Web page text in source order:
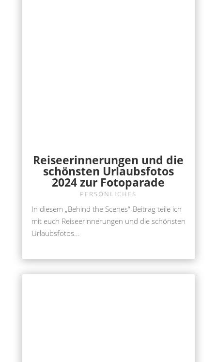
Reiseerinnerungen und die
schönsten Urlaubsfotos
2024 zur Fotoparade
PERSÖNLICHES
In diesem „Behind the Scenes“-Beitrag teile ich
mit euch Reiseerinnerungen und die schönsten
Urlaubsfotos...